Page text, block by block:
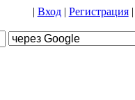
| Вход| Регистрация|